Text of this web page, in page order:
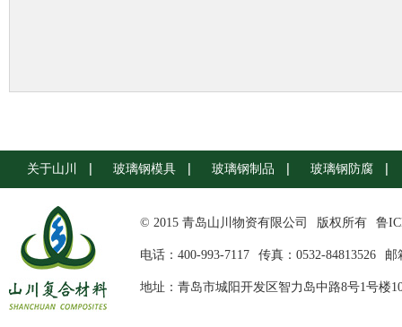
关于山川 玻璃钢模具 玻璃钢制品 玻璃钢防腐
© 2015 青岛山川物资有限公司 版权所有 鲁
电话：400-993-7117 传真：0532-84813526 邮
地址：青岛市城阳开发区智力岛中路8号1号楼